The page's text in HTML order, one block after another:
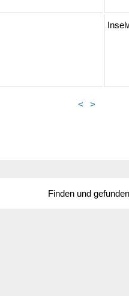
< >
Finden und